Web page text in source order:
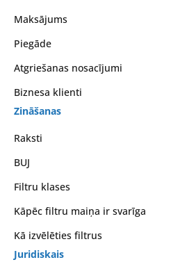
Maksājums
Piegāde
Atgriešanas nosacījumi
Biznesa klienti
Zināšanas
Raksti
BUJ
Filtru klases
Kāpēc filtru maiņa ir svarīga
Kā izvēlēties filtrus
Juridiskais